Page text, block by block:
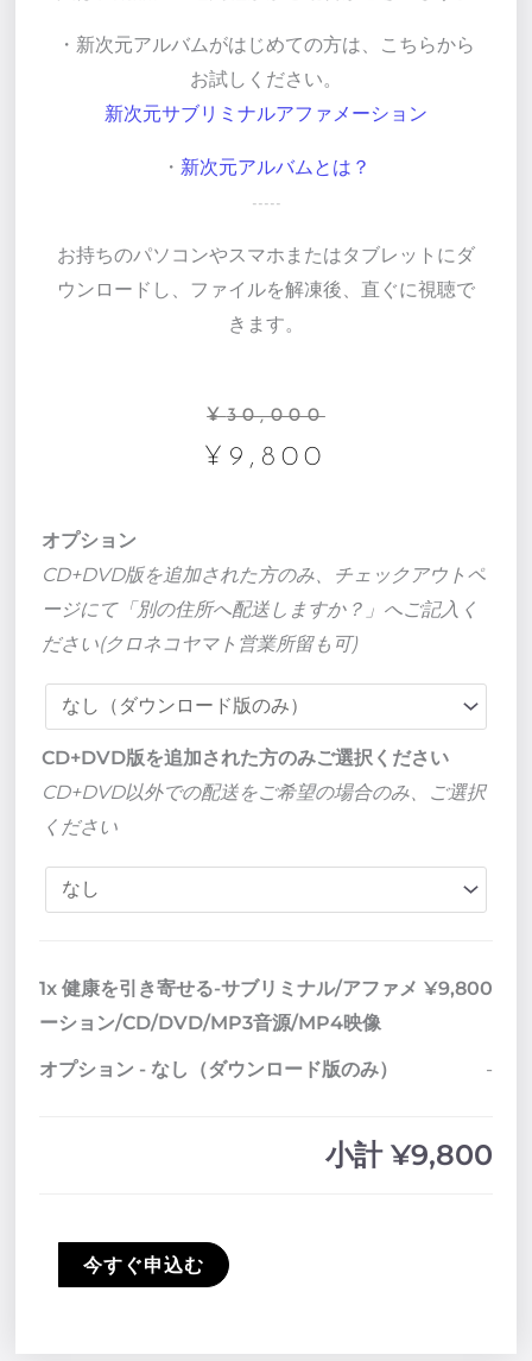
・新次元アルバムがはじめての方は、こちらから
お試しください。
新次元サブリミナルアファメーション
・ 新次元アルバムとは？
-----
お持ちのパソコンやスマホまたはタブレットにダ
ウンロードし、ファイルを解凍後、直ぐに視聴で
きます。
¥30,000
元
の
¥30,000
で
し
た。
¥ 9,800
現
在
は
¥9,800
で
す。
オプション
CD+DVD版を追加された方のみ、チェックアウトペ
ージにて「別の住所へ配送しますか？」へご記入く
ださい(クロネコヤマト営業所留も可)
CD+DVD版を追加された方のみご選択ください
CD+DVD以外での配送をご希望の場合のみ、ご選択
ください
1x健康を引き寄せる-サブリミナル/アファメ
ーション/CD/DVD/MP3音源/MP4映像
¥9,800
オプション -なし（ダウンロード版のみ） -
小計 ¥9,800
健
康
を
引
せ
る-
サ
ミ
ル/
ア
フ
ン/CD/DVD/MP3
今すぐ申込む